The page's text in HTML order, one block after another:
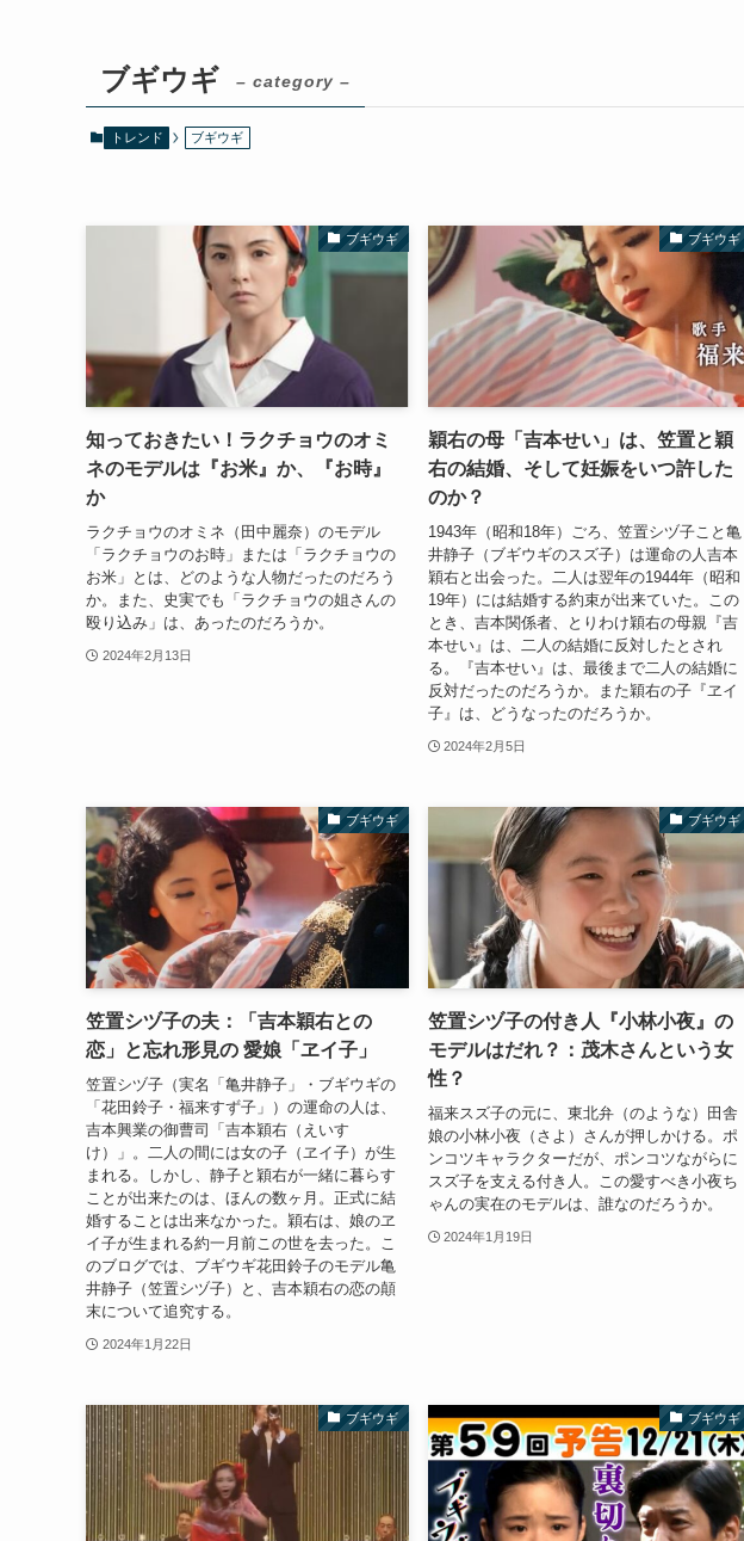
ブギウギ – category –
トレンド ブギウギ
ブギウギ
知っておきたい！ラクチョウのオミ
ネのモデルは『お米』か、『お時』
か
ラクチョウのオミネ（田中麗奈）のモデル
「ラクチョウのお時」または「ラクチョウの
お米」とは、どのような人物だったのだろう
か。また、史実でも「ラクチョウの姐さんの
殴り込み」は、あったのだろうか。
2024年2月13日
ブギウギ
穎右の母「吉本せい」は、笠置と穎
右の結婚、そして妊娠をいつ許した
のか？
1943年（昭和18年）ごろ、笠置シヅ子こと亀
井静子（ブギウギのスズ子）は運命の人吉本
穎右と出会った。二人は翌年の1944年（昭和
19年）には結婚する約束が出来ていた。この
とき、吉本関係者、とりわけ穎右の母親『吉
本せい』は、二人の結婚に反対したとされ
る。『吉本せい』は、最後まで二人の結婚に
反対だったのだろうか。また穎右の子『ヱイ
子』は、どうなったのだろうか。
2024年2月5日
ブギウギ
笠置シヅ子の夫：「吉本穎右との
恋」と忘れ形見の 愛娘「ヱイ子」
笠置シヅ子（実名「亀井静子」・ブギウギの
「花田鈴子・福来すず子」）の運命の人は、
吉本興業の御曹司「吉本穎右（えいす
け）」。二人の間には女の子（ヱイ子）が生
まれる。しかし、静子と穎右が一緒に暮らす
ことが出来たのは、ほんの数ヶ月。正式に結
婚することは出来なかった。穎右は、娘のヱ
イ子が生まれる約一月前この世を去った。こ
のブログでは、ブギウギ花田鈴子のモデル亀
井静子（笠置シヅ子）と、吉本穎右の恋の顛
末について追究する。
2024年1月22日
ブギウギ
笠置シヅ子の付き人『小林小夜』の
モデルはだれ？：茂木さんという女
性？
福来スズ子の元に、東北弁（のような）田舎
娘の小林小夜（さよ）さんが押しかける。ポ
ンコツキャラクターだが、ポンコツながらに
スズ子を支える付き人。この愛すべき小夜ち
ゃんの実在のモデルは、誰なのだろうか。
2024年1月19日
ブギウギ ブギウギ